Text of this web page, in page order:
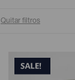
Quitar filtros